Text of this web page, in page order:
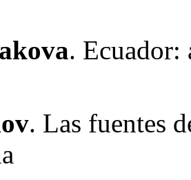
. Ecuador:
. Las fuentes